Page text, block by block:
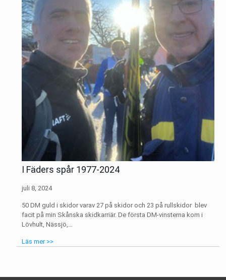
I Fäders spår 1977-2024
juli 8, 2024
50 DM guld i skidor varav 27 på skidor och 23 på rullskidor blev
facit på min Skånska skidkarriär. De första DM-vinsterna kom i
Lövhult, Nässjö,…
Läs mer >>